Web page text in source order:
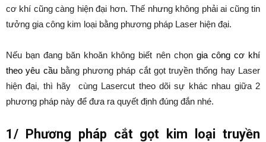
cơ khí cũng càng hiện đại hơn. Thế nhưng không phải ai cũng tin
tưởng gia công kim loại bằng phương pháp Laser hiện đại.
Nếu bạn đang băn khoăn không biết nên chọn gia công cơ khí
theo yêu cầubằng phương pháp cắt gọt truyền thống hay Laser
hiện đại, thì hãy cùng Lasercut theo dõi sự khác nhau giữa 2
phương pháp này để đưa ra quyết định đúng đắn nhé.
1/ Phương pháp cắt gọt kim loại truyền